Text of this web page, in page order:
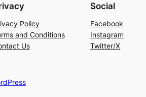
Policy
and Conditions
Us
Social
Facebook
Instagram
Twitter/X